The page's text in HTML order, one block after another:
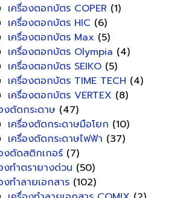
เครื่องตอกบัตร COPER (1)
เครื่องตอกบัตร HIC (6)
เครื่องตอกบัตร Max (5)
เครื่องตอกบัตร Olympia (4)
เครื่องตอกบัตร SEIKO (5)
เครื่องตอกบัตร TIME TECH (4)
เครื่องตอกบัตร VERTEX (8)
งตัดกระดาษ (47)
เครื่องตัดกระดาษมือโยก (10)
เครื่องตัดกระดาษไฟฟ้า (37)
งตัดสติกเกอร์ (7)
งทำตรายางด่วน (50)
งทำลายเอกสาร (102)